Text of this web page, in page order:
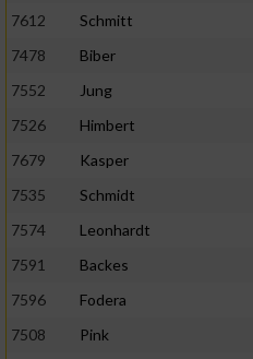
7612
Schmitt
7478
Biber
7552
Jung
7526
Himbert
7679
Kasper
7535
Schmidt
7574
Leonhardt
7591
Backes
7596
Fodera
7508
Pink